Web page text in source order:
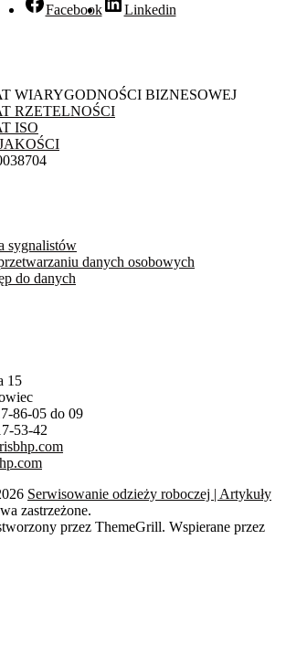
Facebook Linkedin
WIARYGODNOŚCI BIZNESOWEJ
RZETELNOŚCI
ISO
sygnalistów
danych osobowych
do danych
15
86-05 do 09
53-42
Serwisowanie odzieży roboczej | Artykuły
zastrzeżone.
przez ThemeGrill. Wspierane przez